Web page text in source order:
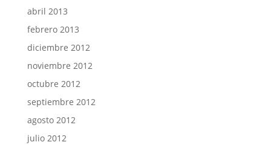
abril 2013
febrero 2013
diciembre 2012
noviembre 2012
octubre 2012
septiembre 2012
agosto 2012
julio 2012